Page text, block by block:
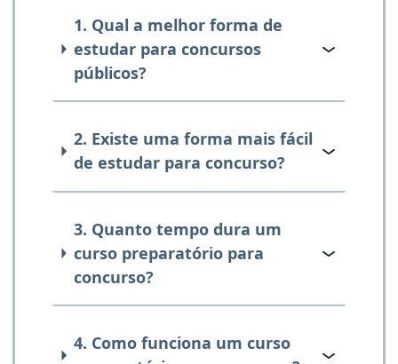
1. Qual a melhor forma de
estudar para concursos
públicos?
2. Existe uma forma mais fácil
de estudar para concurso?
3. Quanto tempo dura um
curso preparatório para
concurso?
4. Como funciona um curso